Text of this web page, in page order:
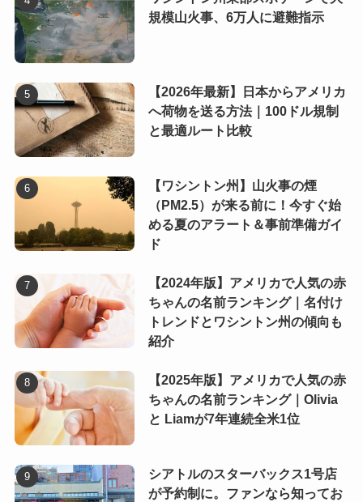
規模山火事、6万人に避難指示
【2026年最新】日本からアメリカ
へ荷物を送る方法｜100ドル規制
と最適ルート比較
【ワシントン州】山火事の煙
（PM2.5）が来る前に！今すぐ始
める夏のアラート＆事前準備ガイ
ド
【2024年版】アメリカで人気の赤
ちゃんの名前ランキング｜名付け
トレンドとワシントン州の傾向も
紹介
【2025年版】アメリカで人気の赤
ちゃんの名前ランキング｜Olivia
と Liamが7年連続全米1位
シアトルのスターバックス1号店
が予約制に。ファンなら知ってお